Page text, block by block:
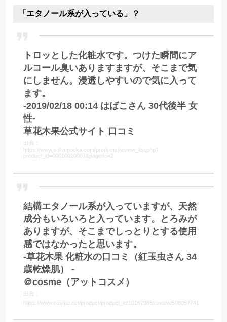
「エタノール系が入っている」？
トロッとした化粧水です。つけた瞬間にア
ルコール臭いありますますが、そこまで気
にしません。浸透しやすいので気に入って
ます。
-2019/02/18 00:14 はばこさん 30代後半 女
性-
草花木果公式サイト 口コミ
出典：
https://www.sokamocka.com/products/review_list.php?
product_id=00010010007&pageno=2
結構エタノール系が入っていますが、天然
成分もいろいろと入っています。とろみが
ありますが、そこまでしっとりとする使用
感ではなかったと思います。
-草花木果 化粧水の口コミ（紅玉虫さん 34
歳乾燥肌） -
＠cosme（アットコスメ）
出典：
https://www.cosme.net/product/product_id/10167985/review/508057741